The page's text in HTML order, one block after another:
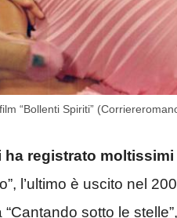
“Bollenti Spiriti”
ha registrato moltissimi
l’ultimo è uscito nel
sotto le